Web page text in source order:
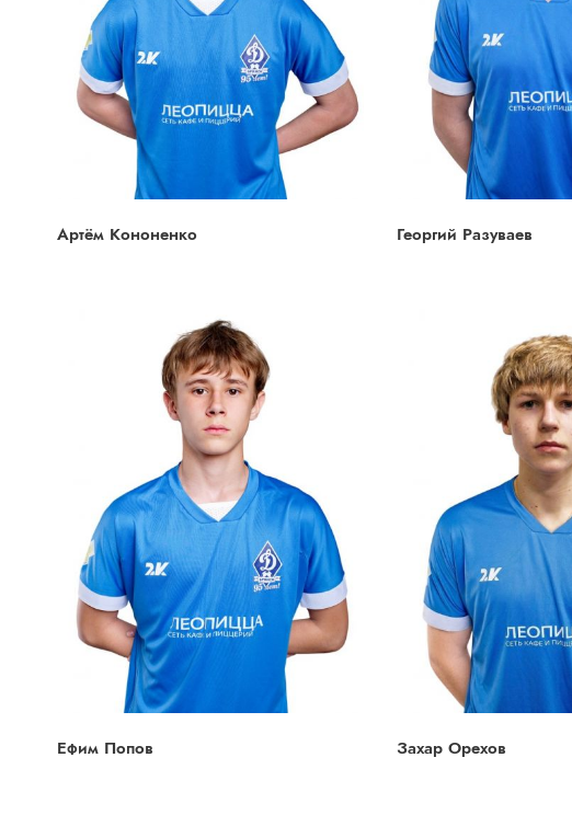
Артём Кононенко Георгий Разуваев
Ефим Попов Захар Орехов